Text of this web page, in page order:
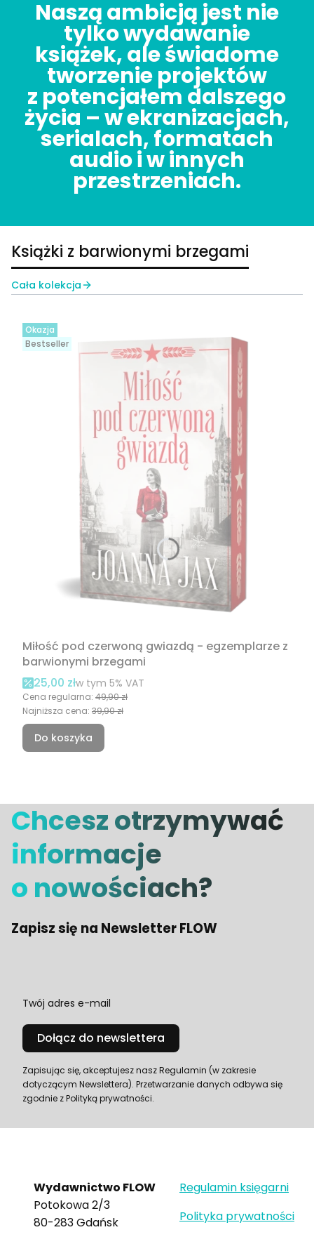
Naszą ambicją jest nie
tylko wydawanie
książek, ale świadome
tworzenie projektów
z potencjałem dalszego
życia – w ekranizacjach,
serialach, formatach
audio i w innych
przestrzeniach.
Książki z barwionymi brzegami
Cała kolekcja
Okazja
Bestseller
Miłość pod czerwoną gwiazdą - egzemplarze z
barwionymi brzegami
Cena promocyjna brutto
25,00 złw tym %s VAT
w tym 5% VAT
Cena regularna: 49,90 zł
Najniższa cena: 39,90 zł
Do koszyka
Chcesz otrzymywać
informacje
o nowościach?
Zapisz się na Newsletter FLOW
Twój adres e-mail
Dołącz do newslettera
Zapisując się, akceptujesz nasz Regulamin (w zakresie
dotyczącym Newslettera). Przetwarzanie danych odbywa się
zgodnie z Polityką prywatności.
Wydawnictwo FLOW
Potokowa 2/3
80-283 Gdańsk
Regulamin księgarni
Polityka prywatności